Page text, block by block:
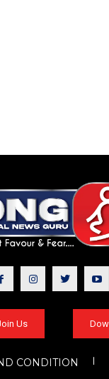
Us
CONDITION